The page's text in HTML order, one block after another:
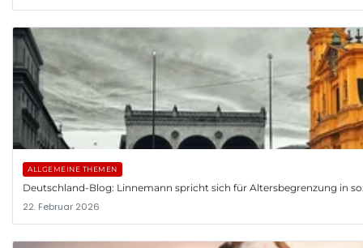
ALLGEMEINE THEMEN
Deutschland-Blog: Linnemann spricht sich für Altersbegrenzung in
22. Februar 2026